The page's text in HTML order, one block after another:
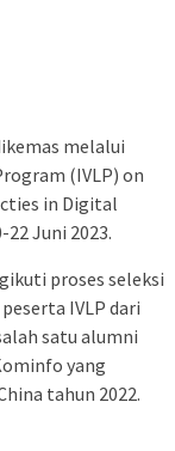
melalui
(IVLP) on
in Digital
Juni 2023.
proses seleksi
IVLP dari
satu alumni
yang
tahun 2022.